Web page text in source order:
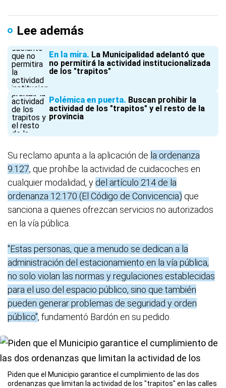
Lee además
En la mira La Municipalidad adelantó que
no permitirá la actividad institucionalizada
de los "trapitos"
Polémica en puerta Buscan prohibir la
actividad de los "trapitos" y el resto de la
provincia
Su reclamo apunta a la aplicación de la ordenanza
9.127, que prohíbe la actividad de cuidacoches en
cualquier modalidad, y del artículo 214 de la
ordenanza 12.170 (El Código de Convicencia) que
sanciona a quienes ofrezcan servicios no autorizados
en la vía pública.
"Estas personas, que a menudo se dedican a la
administración del estacionamiento en la vía pública,
no solo violan las normas y regulaciones establecidas
para el uso del espacio público, sino que también
pueden generar problemas de seguridad y orden
público", fundamentó Bardón en su pedido.
Piden que el Municipio garantice el cumplimiento de las dos
ordenanzas que limitan la actividad de los "trapitos" en las calles